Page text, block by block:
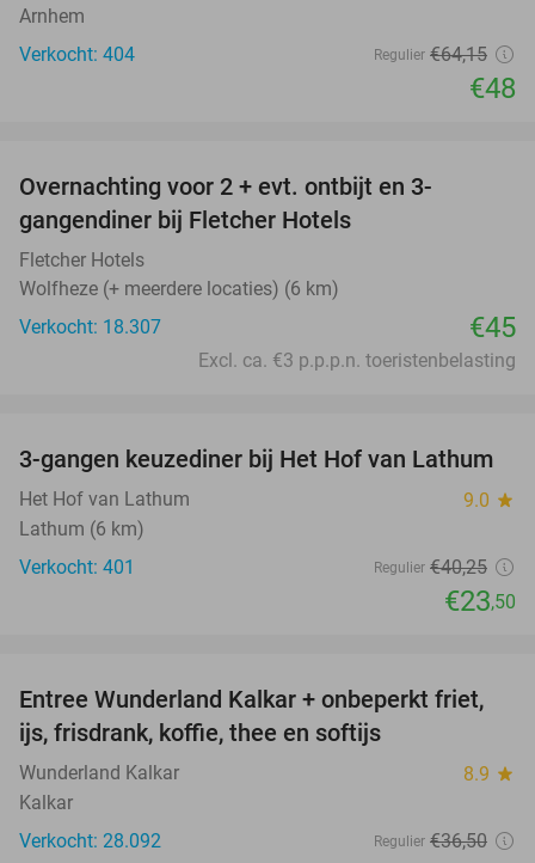
Arnhem
Verkocht: 404
Regulier €64,15
€48
Overnachting voor 2 + evt. ontbijt en 3-
gangendiner bij Fletcher Hotels
Fletcher Hotels
Wolfheze (+ meerdere locaties) (6 km)
Verkocht: 18.307
€45
Excl. ca. €3 p.p.p.n. toeristenbelasting
42%
3-gangen keuzediner bij Het Hof van Lathum
Het Hof van Lathum 9.0 star
Lathum (6 km)
Verkocht: 401
Regulier €40,25
€23,50
32%
Entree Wunderland Kalkar + onbeperkt friet,
ijs, frisdrank, koffie, thee en softijs
Wunderland Kalkar 8.9 star
Kalkar
Verkocht: 28.092
Regulier €36,50